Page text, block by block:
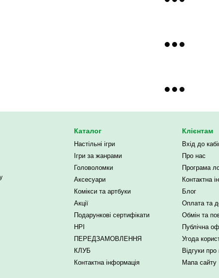
Каталог
Настільні ігри
Ігри за жанрами
Головоломки
Аксесуари
Комікси та артбуки
Акції
Подарункові сертифікати
НРІ
ПЕРЕДЗАМОВЛЕННЯ
КЛУБ
Контактна інформація
Клієнтам
Вхід до
Про нас
Програма
Контактна
Блог
Оплата та
Обмін та
Публічна
Угода
Відгуки
Мапа сайту